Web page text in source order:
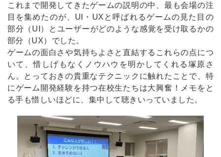
これまで開発してきたゲームの説明の中、最も会場の注
目を集めたのが、UI・UXと呼ばれるゲームの見た目の
部分（UI）とユーザーがどのような感覚を受け取るかの
部分（UX）でした。
ゲームの面白さや気持ちよさと直結するこれらの点につ
いて、惜しげもなくノウハウを明かしてくれる塚原さ
ん。とっておきの貴重なテクニックに触れたことで、特
にゲーム開発経験を持つ在校生たちは大興奮！メモをと
る手も惜しいほどに、集中して聴きいっていました。